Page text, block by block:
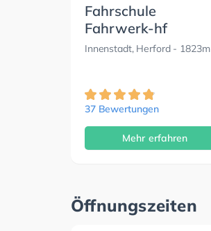
Fahrschule
Fahrwerk-hf
Innenstadt, Herford- 1823m
37 Bewertungen
Mehr erfahren
Öffnungszeiten